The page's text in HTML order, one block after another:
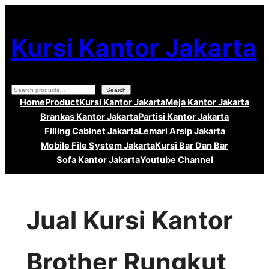
ke
konten
Kursi Kantor Jakarta
Search Search
HomeProductKursi Kantor JakartaMeja Kantor Jakarta
Brankas Kantor JakartaPartisi Kantor Jakarta
Filling Cabinet JakartaLemari Arsip Jakarta
Mobile File System JakartaKursi Bar Dan Bar
Sofa Kantor JakartaYoutube Channel
Jual Kursi Kantor
Brother Rungkut